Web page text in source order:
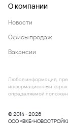
О компании
Новости
Офисы продаж
Вакансии
© 2014 - 2026
ООО «ВКБ-
Любая информация,
информационный
определяемой